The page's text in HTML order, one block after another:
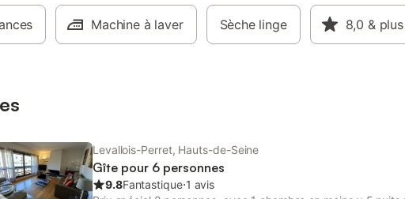
lors de la réservation pour
que l'agencement de la suite
à vos besoins spécifiques. Nous
Machine à laver Sèche linge 8,0 & plus
Levallois-Perret, Hauts-de-Seine
Gîte pour 6 personnes
9.8Fantastique⋅1 avis